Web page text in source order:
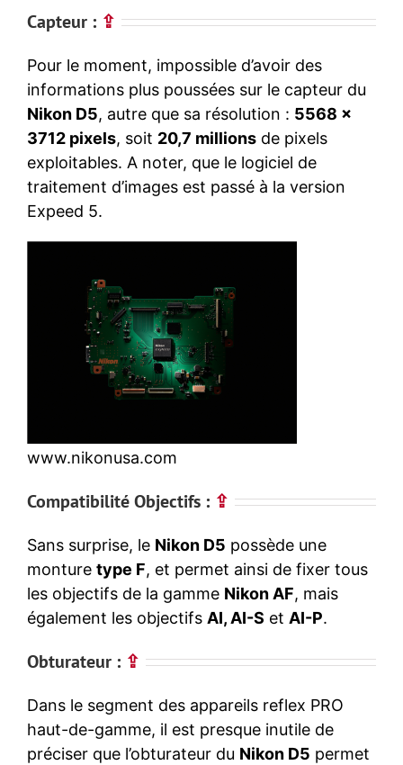
Capteur : ⇪
Pour le moment, impossible d’avoir des
informations plus poussées sur le capteur du
Nikon D5, autre que sa résolution : 5568 x
3712 pixels, soit 20,7 millions de pixels
exploitables. A noter, que le logiciel de
traitement d’images est passé à la version
Expeed 5.
www.nikonusa.com
Compatibilité Objectifs : ⇪
Sans surprise, le Nikon D5 possède une
monture type F, et permet ainsi de fixer tous
les objectifs de la gamme Nikon AF, mais
également les objectifs AI, AI-S et AI-P.
Obturateur : ⇪
Dans le segment des appareils reflex PRO
haut-de-gamme, il est presque inutile de
préciser que l’obturateur du Nikon D5 permet